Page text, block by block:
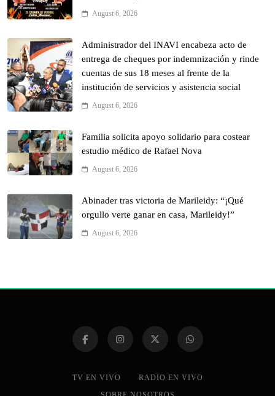
August 6, 2026
Administrador del INAVI encabeza acto de
entrega de cheques por indemnización y rinde
cuentas de sus 18 meses al frente de la
institución de servicios y asistencia social
August 6, 2026
Familia solicita apoyo solidario para costear
estudio médico de Rafael Nova
August 6, 2026
Abinader tras victoria de Marileidy: “¡Qué
orgullo verte ganar en casa, Marileidy!”
August 6, 2026
TV EN VIVO
RADIO EN VIVO